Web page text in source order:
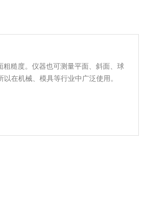
糙度。仪器也可测量平面、斜面、球
在机械、模具等行业中广泛使用。